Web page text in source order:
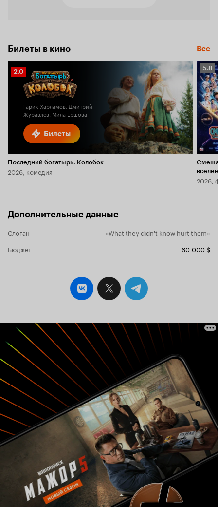
Билеты в кино Все
Билеты
Рейтинг
Кинопоиска
2.0
Гарик Харламов, Дмитрий
Журавлев, Мила Ершова
Последний богатырь. Колобок
2026, комедия
5.8
5.8
2026,
Дополнительные данные
Слоган
«What they didn't know hurt them»
Бюджет
60 000 $